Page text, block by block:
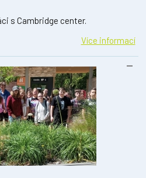
s Cambridge center.
Více informací